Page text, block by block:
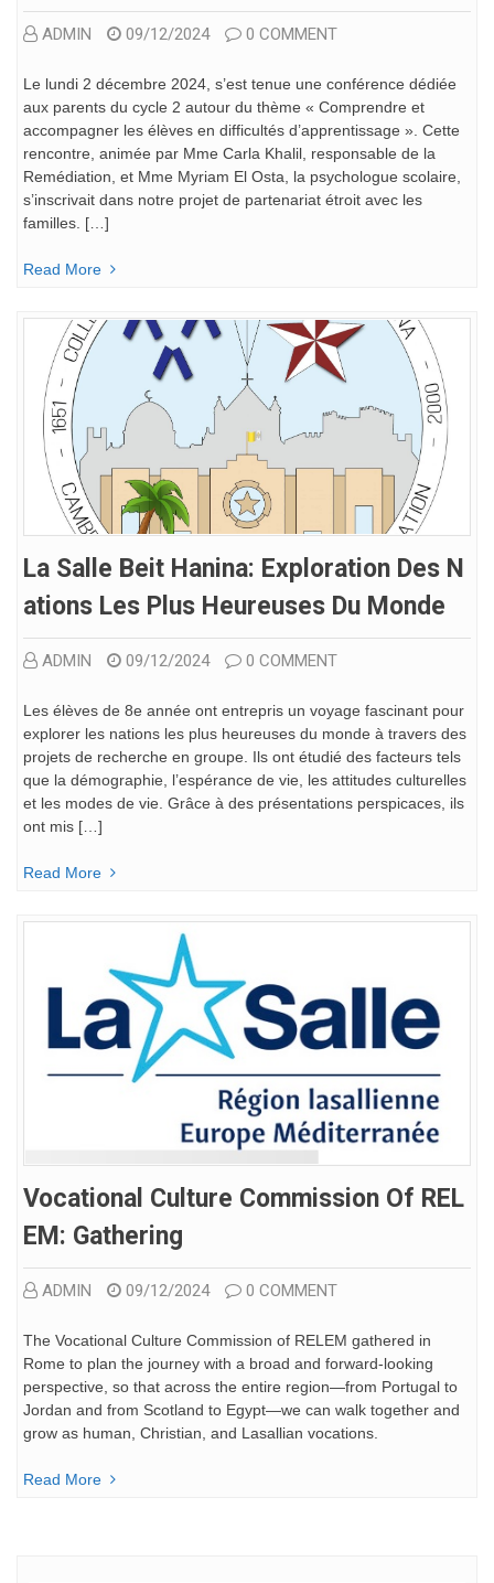
ADMIN 09/12/2024 0 COMMENT
Le lundi 2 décembre 2024, s’est tenue une conférence dédiée
aux parents du cycle 2 autour du thème « Comprendre et
accompagner les élèves en difficultés d’apprentissage ». Cette
rencontre, animée par Mme Carla Khalil, responsable de la
Remédiation, et Mme Myriam El Osta, la psychologue scolaire,
s’inscrivait dans notre projet de partenariat étroit avec les
familles. […]
Read More
La Salle Beit Hanina: Exploration Des N
Ations Les Plus Heureuses Du Monde
ADMIN 09/12/2024 0 COMMENT
Les élèves de 8e année ont entrepris un voyage fascinant pour
explorer les nations les plus heureuses du monde à travers des
projets de recherche en groupe. Ils ont étudié des facteurs tels
que la démographie, l’espérance de vie, les attitudes culturelles
et les modes de vie. Grâce à des présentations perspicaces, ils
ont mis […]
Read More
Vocational Culture Commission Of REL
EM: Gathering
ADMIN 09/12/2024 0 COMMENT
The Vocational Culture Commission of RELEM gathered in
Rome to plan the journey with a broad and forward-looking
perspective, so that across the entire region—from Portugal to
Jordan and from Scotland to Egypt—we can walk together and
grow as human, Christian, and Lasallian vocations.
Read More